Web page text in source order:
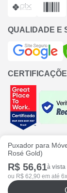
Puxador para
Rosé Gold)
R$ 56,61à vista
ou R$ 62,90 em até
QUALIDADE E
Bela Metais Comércio
Rua Ottokar Doerffel,
Copyright ©